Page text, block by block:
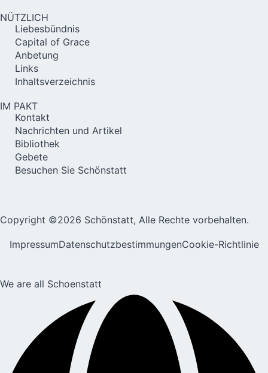
NÜTZLICH
Liebesbündnis
Capital of Grace
Anbetung
Links
Inhaltsverzeichnis
IM PAKT
Kontakt
Nachrichten und Artikel
Bibliothek
Gebete
Besuchen Sie Schönstatt
Copyright ©2026 Schönstatt, Alle Rechte vorbehalten.
ImpressumDatenschutzbestimmungenCookie-Richtlinie
We are all Schoenstatt